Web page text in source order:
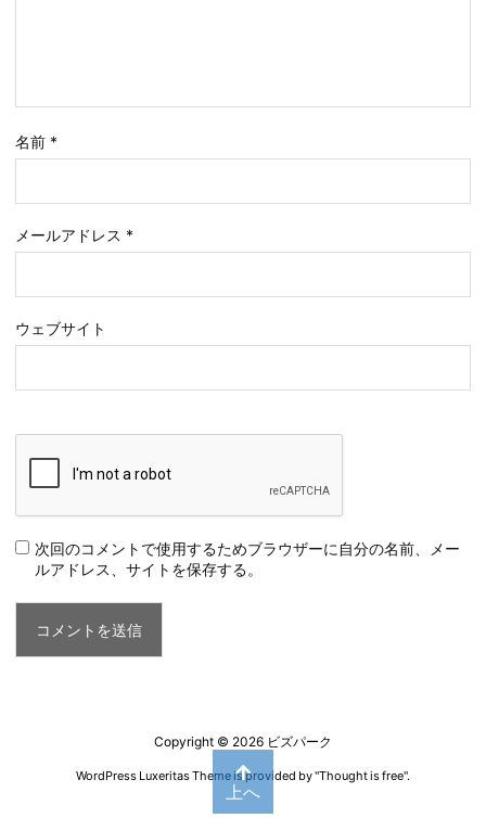
名前 *
メールアドレス *
ウェブサイト
次回のコメントで使用するためブラウザーに自分の名前、メー
ルアドレス、サイトを保存する。
Copyright © 2026 ビズパーク
WordPress Luxeritas Theme is provided by "Thought is free".
上へ